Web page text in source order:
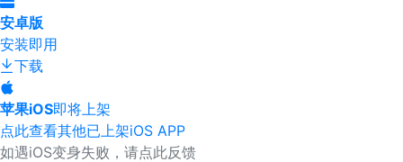
安卓版
安装即用
下载
苹果iOS即将上架
点此查看其他已上架iOS APP
如遇iOS变身失败，请点此反馈